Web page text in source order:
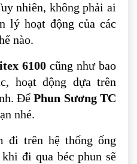
nhiên, không phải ai
lý hoạt động của các
nào.
6100 cũng như bao
hoạt động dựa trên
ĐểPhun Sương TC
nhé.
đi trên hệ thống ống
đi qua béc phun sẽ